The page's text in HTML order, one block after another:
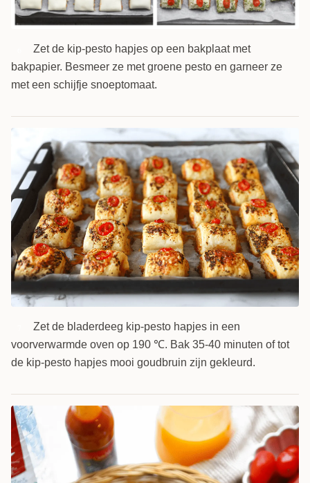
Zet de kip-pesto hapjes op een bakplaat met
bakpapier. Besmeer ze met groene pesto en garneer ze
met een schijfje snoeptomaat.
Zet de bladerdeeg kip-pesto hapjes in een
voorverwarmde oven op 190 ℃. Bak 35-40 minuten of tot
de kip-pesto hapjes mooi goudbruin zijn gekleurd.